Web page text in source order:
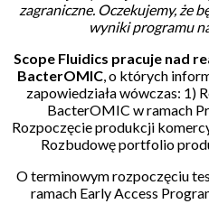
zagraniczne. Oczekujemy, że
wyniki programu
Scope Fluidics pracuje nad
BacterOMIC, o których
zapowiedziała wówczas: 1)
BacterOMIC w ramach
Rozpoczęcie produkcji
Rozbudowę portfolio
O terminowym rozpoczęciu
ramach Early Access